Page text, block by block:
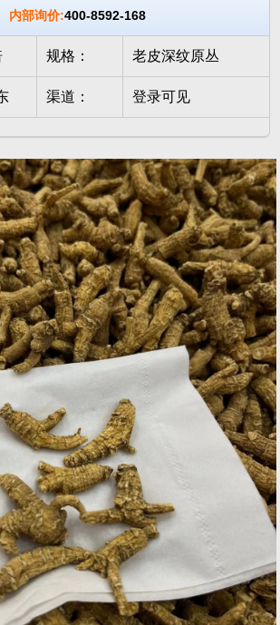
内部询价:400-8592-168
规格： 老皮深纹原丛
渠道： 登录可见